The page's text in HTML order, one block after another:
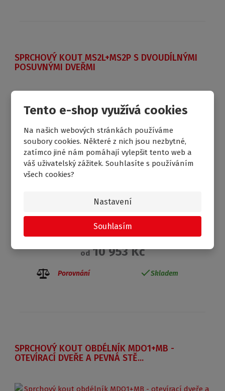
Tento e-shop využívá cookies
Na našich webových stránkách používáme
soubory cookies. Některé z nich jsou nezbytné,
zatímco jiné nám pomáhají vylepšit tento web a
váš uživatelský zážitek. Souhlasíte s používáním
všech cookies?
Nastavení
Souhlasím
SPRCHOVÝ KOUT MS2L+MS2P S DVOUDÍLNÝMI
POSUVNÝMI DVEŘMI
DOPRAVA ZDARMA
od10 953 Kč
Porovnání Skladem
SPRCHOVÝ KOUT OBDÉLNÍK MDO1+MB -
OTEVÍRACÍ DVEŘE A PEVNÁ STĚ...